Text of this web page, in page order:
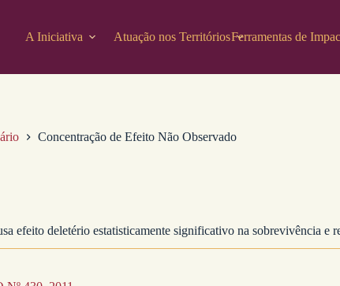
A Iniciativa Atuação nos TerritóriosFerramentas de
Concentração de Efeito Não Observado
efeito deletério estatisticamente significativo na sobrevivência